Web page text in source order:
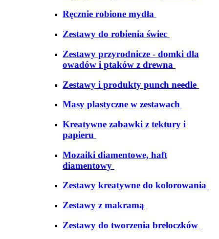
Ręcznie robione mydła
Zestawy do robienia świec
Zestawy przyrodnicze - domki dla
owadów i ptaków z drewna
Zestawy i produkty punch needle
Masy plastyczne w zestawach
Kreatywne zabawki z tektury i
papieru
Mozaiki diamentowe, haft
diamentowy
Zestawy kreatywne do kolorowania
Zestawy z makramą
Zestawy do tworzenia breloczków